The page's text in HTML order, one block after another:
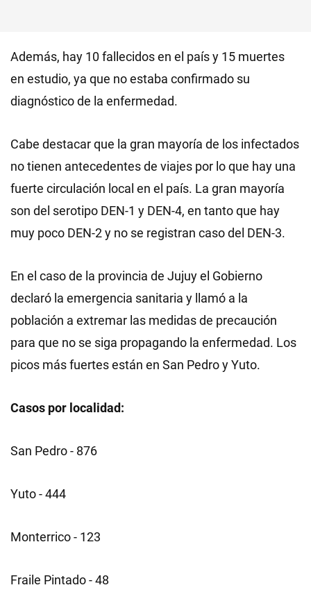
Además, hay 10 fallecidos en el país y 15 muertes
en estudio, ya que no estaba confirmado su
diagnóstico de la enfermedad.
Cabe destacar que la gran mayoría de los infectados
no tienen antecedentes de viajes por lo que hay una
fuerte circulación local en el país. La gran mayoría
son del serotipo DEN-1 y DEN-4, en tanto que hay
muy poco DEN-2 y no se registran caso del DEN-3.
En el caso de la provincia de Jujuy el Gobierno
declaró la emergencia sanitaria y llamó a la
población a extremar las medidas de precaución
para que no se siga propagando la enfermedad. Los
picos más fuertes están en San Pedro y Yuto.
Casos por localidad:
San Pedro - 876
Yuto - 444
Monterrico - 123
Fraile Pintado - 48